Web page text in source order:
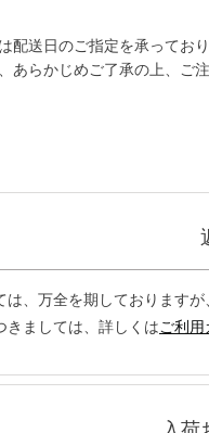
配送日のご指定を承っており
あらかじめご了承の上、ご
は、万全を期しております
きましては、詳しくはご利用